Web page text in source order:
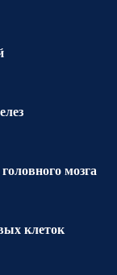
мозга
клеток